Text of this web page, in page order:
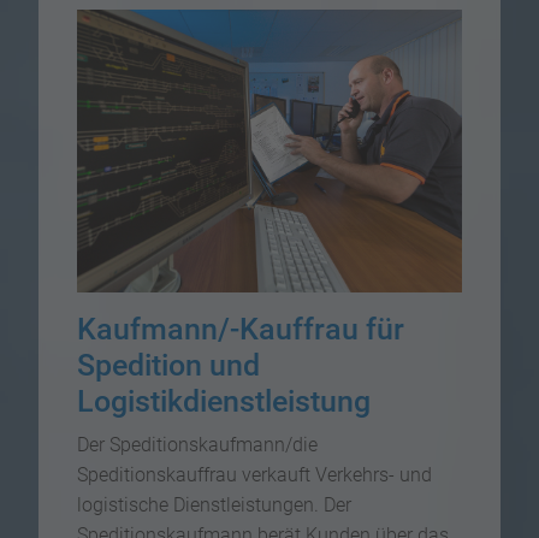
Kaufmann/-Kauffrau für
Spedition und
Logistikdienstleistung
Der Speditionskaufmann/die
Speditionskauffrau verkauft Verkehrs- und
logistische Dienstleistungen. Der